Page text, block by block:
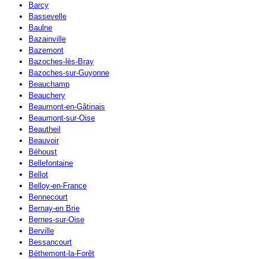
Barcy
Bassevelle
Baulne
Bazainville
Bazemont
Bazoches-lès-Bray
Bazoches-sur-Guyonne
Beauchamp
Beauchery
Beaumont-en-Gâtinais
Beaumont-sur-Oise
Beautheil
Beauvoir
Béhoust
Bellefontaine
Bellot
Belloy-en-France
Bennecourt
Bernay-en Brie
Bernes-sur-Oise
Berville
Bessancourt
Béthemont-la-Forêt